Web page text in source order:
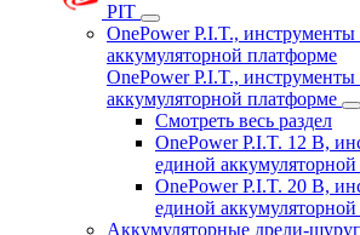
PIT
OnePower P.I.T.,
аккумуляторной платформе
OnePower P.I.T.,
аккумуляторной платформе
Смотреть весь раздел
OnePower P.I.T. 12 В,
единой
OnePower P.I.T. 20 В,
единой
Аккумуляторные дрели-